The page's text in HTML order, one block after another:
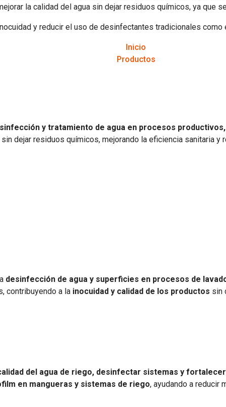
la calidad del agua sin dejar residuos químicos, ya que
y reducir el uso de desinfectantes tradicionales como
Inicio
Productos
y tratamiento de agua en procesos
dejar residuos químicos, mejorando la eficiencia sanitaria
desinfección de agua y superficies en procesos de
contribuyendo a la inocuidad y calidad de los productos sin
del agua de riego, desinfectar sistemas y
en mangueras y sistemas de riego, ayudando a reducir